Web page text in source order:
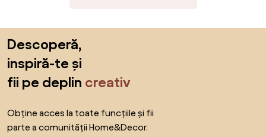
Descoperă,
inspiră-te și
fii pe deplin creativ
Obține acces la toate funcțiile și fii
parte a comunității Home&Decor.